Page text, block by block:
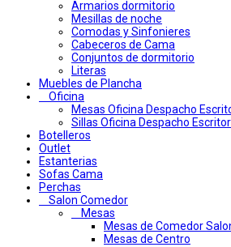
Armarios dormitorio
Mesillas de noche
Comodas y Sinfonieres
Cabeceros de Cama
Conjuntos de dormitorio
Literas
Muebles de Plancha
Oficina
Mesas Oficina Despacho
Sillas Oficina Despacho
Botelleros
Outlet
Estanterias
Sofas Cama
Perchas
Salon Comedor
Mesas
Mesas de Comedor
Mesas de Centro